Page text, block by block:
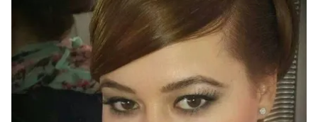
Çerezlere ilişkin tercihlerinizi aşağıda yer alan panel
vasıtasıyla belirleyebilirsiniz. Çerezlere ilişkin detaylı bilgi
için Ayarlar butonuna tıklayabilir,
Çerez Bilgilendirme
Metnimizi
ziyaret edebilirsiniz.
6698 sayılı Kişisel Verilerin Korunması Kanunu uyarınca